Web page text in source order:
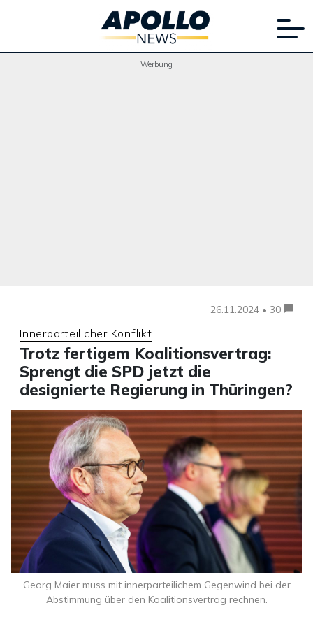
Werbung
26.11.2024 • 30
Innerparteilicher Konflikt
Trotz fertigem Koalitionsvertrag:
Sprengt die SPD jetzt die
designierte Regierung in Thüringen?
Georg Maier muss mit innerparteilichem Gegenwind bei der
Abstimmung über den Koalitionsvertrag rechnen.